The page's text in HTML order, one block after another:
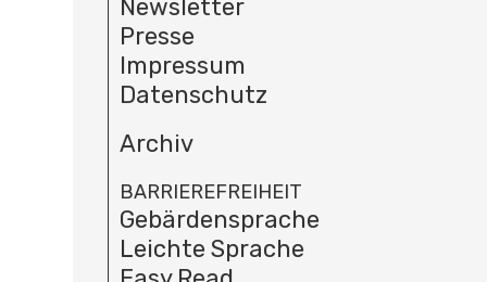
Newsletter
Presse
Impressum
Datenschutz
Archiv
BARRIEREFREIHEIT
Gebärdensprache
Leichte Sprache